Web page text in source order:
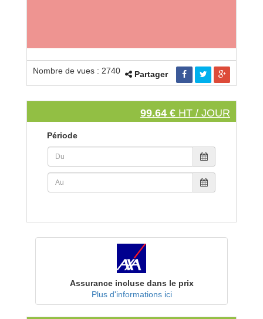
Nombre de vues : 2740 Partager
99.64 € HT / JOUR
Période
Assurance incluse dans le prix
Plus d'informations ici